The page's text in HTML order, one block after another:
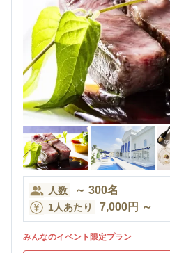
人数 ～ 300名
1人あたり 7,000円 ～
みんなのイベント限定プラン